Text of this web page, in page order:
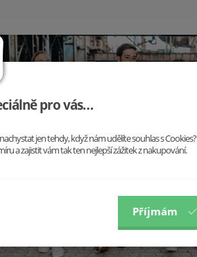
pro vás…
jen tehdy, když nám udělíte souhlas s Cookies?
a zajistit vám tak ten nejlepší zážitek z nakupování.
Příjmám